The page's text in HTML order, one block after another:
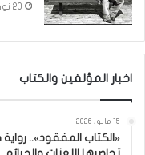
20 نوفمبر، 2018
اخبار المؤلفين والكتاب
15 مايو، 2026
«الكتاب المفقود».. رواية